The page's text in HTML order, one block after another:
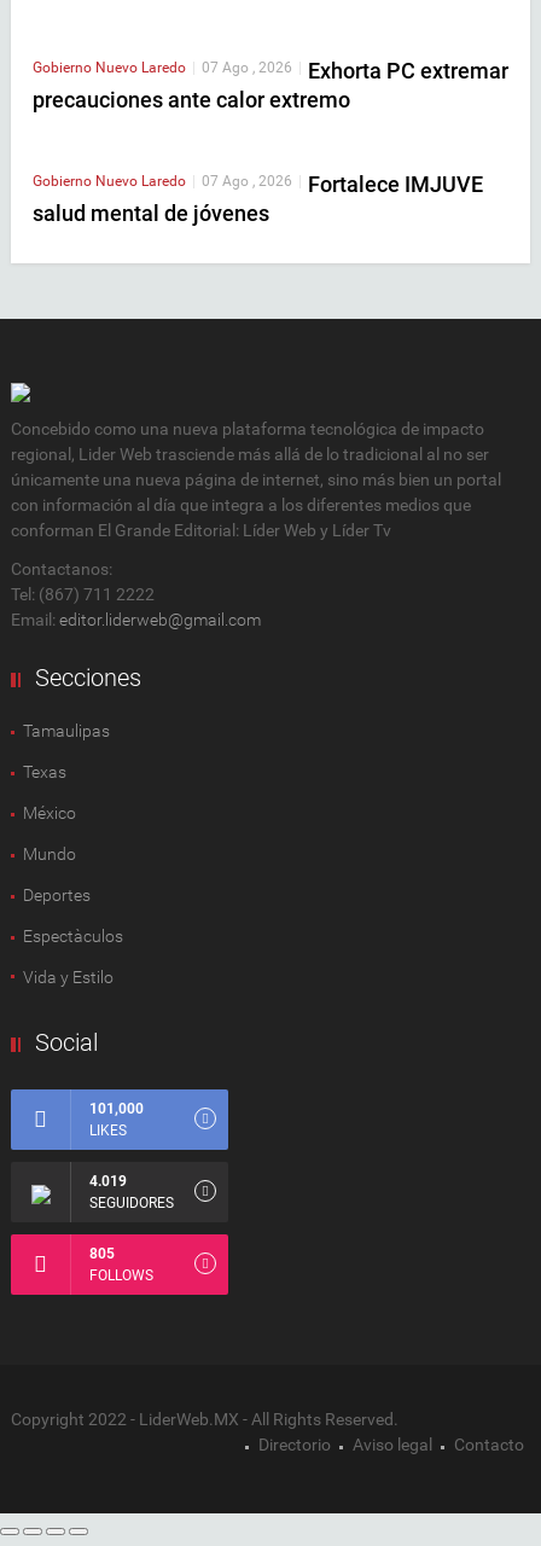
Gobierno Nuevo Laredo | 07 Ago , 2026 | Exhorta PC extremar
precauciones ante calor extremo
Gobierno Nuevo Laredo 07 Ago , 2026
Fortalece IMJUVE
salud mental de jóvenes
Concebido como una nueva plataforma tecnológica de impacto
regional, Lider Web trasciende más allá de lo tradicional al no ser
únicamente una nueva página de internet, sino más bien un portal
con información al día que integra a los diferentes medios que
conforman El Grande Editorial: Líder Web y Líder Tv
Contactanos:
Tel: (867) 711 2222
Email: editor.liderweb@gmail.com
Secciones
Tamaulipas
Texas
México
Mundo
Deportes
Espectàculos
Vida y Estilo
Social
101,000
LIKES
4.019
SEGUIDORES
805
FOLLOWS
Copyright 2022 - LiderWeb.MX - All Rights Reserved.
Directorio
Aviso legal Contacto